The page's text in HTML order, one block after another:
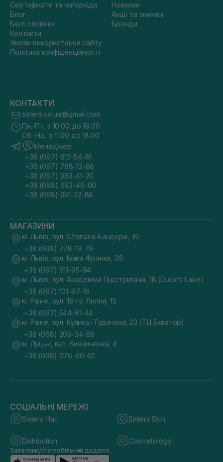
Сертифікати та нагороди
Блог
Бюті словник
Контакти
Умови використання сайту
Політика конфіденційності
Новинки
Акції та знижки
Бренди
КОНТАКТИ
sisters.co.ua@gmail.com
Пн.-Пт. з 10:00 до 19:00
Сб.-Нд. з 11:00 до 18:00
Менеджер
+38 (097) 612-54-81
+38 (097) 788-12-88
+38 (097) 983-41-20
+38 (068) 693-46-00
+38 (068) 951-22-86
МАГАЗИНИ
м. Львів, вул. Степана Бандери, 45
+38 (098) 778-13-79
м. Львів, вул. Івана Франка, 36
+38 (097) 611-95-94
м. Львів, вул. Академіка Підстригача, 1В (Duck's Lake)
+38 (097) 101-97-16
м. Рівне, вул. 16-го Липня, 15
+38 (097) 544-61-44
м. Рівне, вул. Кулика і Гудачека, 23 (ТЦ Екватор)
+38 (068) 209-34-88
м. Луцьк, вул. Винниченка, 4
+38 (098) 076-60-62
СОЦІАЛЬНІ МЕРЕЖІ
Sisters Hair Sisters Skin
Distribution Cosmetology
Завантажуйте мобільний додаток